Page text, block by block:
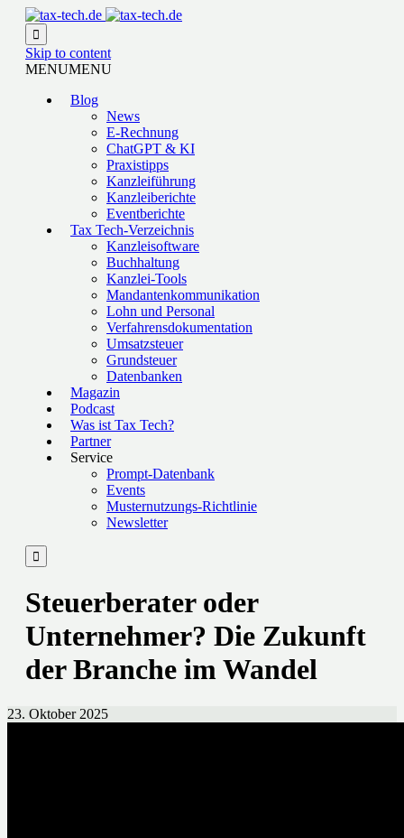

Skip to content
MENUMENU
Blog
News
E-Rechnung
ChatGPT & KI
Praxistipps
Kanzleiführung
Kanzleiberichte
Eventberichte
Tax Tech-Verzeichnis
Kanzleisoftware
Buchhaltung
Kanzlei-Tools
Mandantenkommunikation
Lohn und Personal
Verfahrensdokumentation
Umsatzsteuer
Grundsteuer
Datenbanken
Magazin
Podcast
Was ist Tax Tech?
Partner
Service
Prompt-Datenbank
Events
Musternutzungs-Richtlinie
Newsletter

Steuerberater oder
Unternehmer? Die Zukunft
der Branche im Wandel
23. Oktober 2025